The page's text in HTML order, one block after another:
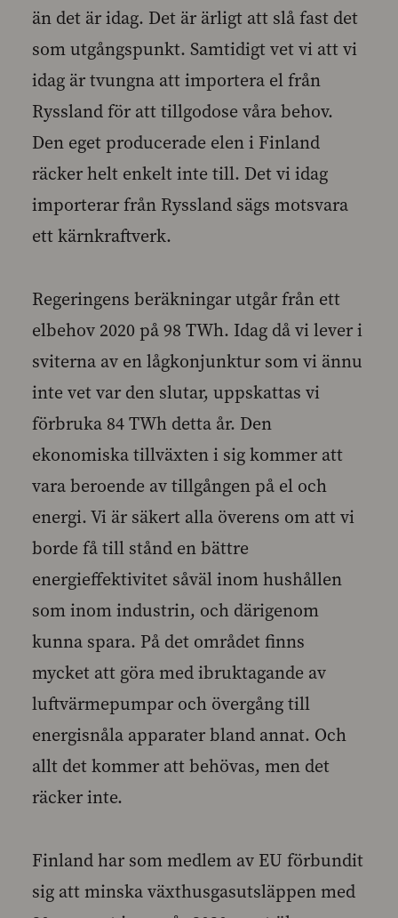
än det är idag. Det är ärligt att slå fast det
som utgångspunkt. Samtidigt vet vi att vi
idag är tvungna att importera el från
Ryssland för att tillgodose våra behov.
Den eget producerade elen i Finland
räcker helt enkelt inte till. Det vi idag
importerar från Ryssland sägs motsvara
ett kärnkraftverk.
Regeringens beräkningar utgår från ett
elbehov 2020 på 98 TWh. Idag då vi lever i
sviterna av en lågkonjunktur som vi ännu
inte vet var den slutar, uppskattas vi
förbruka 84 TWh detta år. Den
ekonomiska tillväxten i sig kommer att
vara beroende av tillgången på el och
energi. Vi är säkert alla överens om att vi
borde få till stånd en bättre
energieffektivitet såväl inom hushållen
som inom industrin, och därigenom
kunna spara. På det området finns
mycket att göra med ibruktagande av
luftvärmepumpar och övergång till
energisnåla apparater bland annat. Och
allt det kommer att behövas, men det
räcker inte.
Finland har som medlem av EU förbundit
sig att minska växthusgasutsläppen med